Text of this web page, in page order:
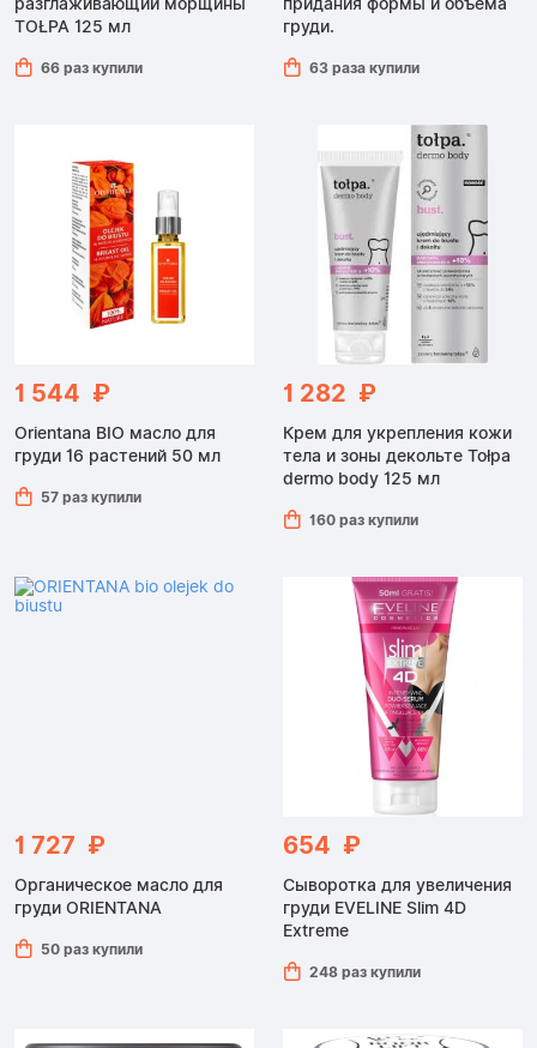
TOŁPA 125 мл
66 раз купили
груди.
63 раза купили
1 544 ₽
Orientana BIO масло для
груди 16 растений 50 мл
57 раз купили
1 282 ₽
Крем для укрепления кожи
тела и зоны декольте Tołpa
dermo body 125 мл
160 раз купили
1 727 ₽
Органическое масло для
груди ORIENTANA
50 раз купили
654 ₽
Сыворотка для увеличения
груди EVELINE Slim 4D
Extreme
248 раз купили